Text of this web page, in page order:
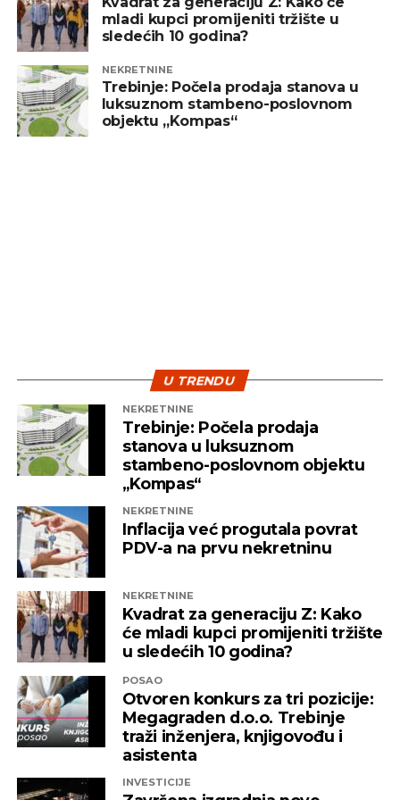
sada došli u situaciju da moraju preduzeti
neželjene poteze. Za sve krive Ambasadu SAD-a u
BiH, iako im je sankcije prethodno uvelo američko
Ministarstvo finansija.
Ambasade SAD na najbrutalniji način radnicima
uskraćuje pravo na rad i osiguranje gole
egzistencije iako za to nema bilo kakvog
pravnog osnova. Baš zbog toga pozivamo sve
nadležne institucije da što prije pronađu
adekvatno rješenje kako ni jedna druga
domaća kompanija u budućnosti ne bi bila
izložena nezabilježenoj diskriminaciji”
saopšteno je iz “Invictusa”.
Kažu i da su sada izloženi potezima koji nemaju bilo
kakve veze sa normalnim poslovanjem i
poštovanjem zakonskih normi, a da ih relevantne
institucije kao savjesnog poslovnog subjekta nisu u
stanju zaštiti, zbog čega moraju priznati da je teško
pronaći adekvatniji odgovor koji ne bi uključivao
ozbiljnije rezove u samoj kompaniji.
Podsjetimo, 18. juna ove godine američka
uvela je sankcije nizu kompanija koje “čine mrežu
mladi kupci promijeniti tržište u
sledećih 10 godina?
NEKRETNINE
Trebinje: Počela prodaja stanova u
luksuznom stambeno-poslovnom
objektu „Kompas“
U TRENDU
NEKRETNINE
Trebinje: Počela prodaja
stanova u luksuznom
stambeno-poslovnom objektu
„Kompas“
NEKRETNINE
Inflacija već progutala povrat
PDV-a na prvu nekretninu
NEKRETNINE
Kvadrat za generaciju Z: Kako
će mladi kupci promijeniti tržište
u sledećih 10 godina?
POSAO
Otvoren konkurs za tri pozicije:
Megagraden d.o.o. Trebinje
traži inženjera, knjigovođu i
asistenta
INVESTICIJE